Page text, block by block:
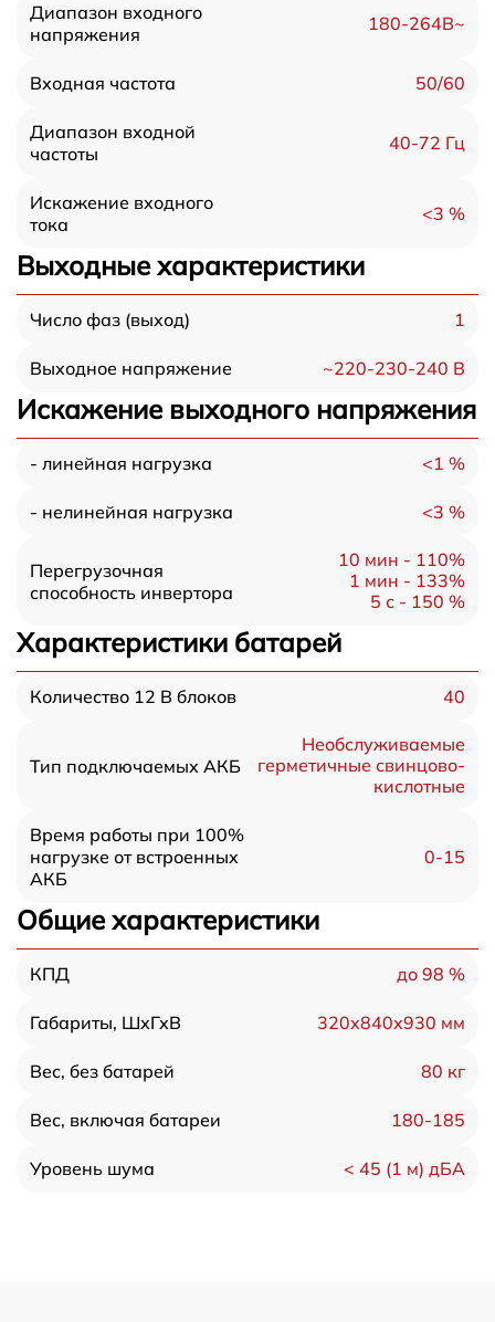
Диапазон входного
напряжения
180-264В~
Входная частота 50/60
Диапазон входной
частоты
40-72 Гц
Искажение входного
тока
<3 %
Выходные характеристики
Число фаз (выход) 1
Выходное напряжение ~220-230-240 В
Искажение выходного напряжения
- линейная нагрузка <1 %
- нелинейная нагрузка <3 %
Перегрузочная
способность инвертора
10 мин - 110%
1 мин - 133%
5 с - 150 %
Характеристики батарей
Количество 12 В блоков 40
Тип подключаемых АКБ
Необслуживаемые
герметичные свинцово-
кислотные
Время работы при 100%
нагрузке от встроенных
АКБ
0-15
Общие характеристики
КПД до 98 %
Габариты, ШхГхВ 320х840х930 мм
Вес, без батарей 80 кг
Вес, включая батареи 180-185
Уровень шума < 45 (1 м) дБА